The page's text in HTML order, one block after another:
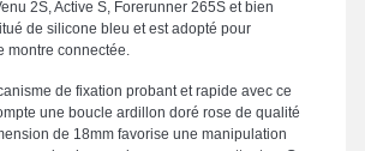
2S, Active S, Forerunner 265S et bien
de silicone bleu et est adopté pour
montre connectée.
de fixation probant et rapide avec ce
une boucle ardillon doré rose de qualité
de 18mm favorise une manipulation